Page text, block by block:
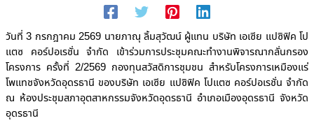
วันที่ 3 กรกฎาคม 2569 นายภาณุ ลิ้มสุวัฒน์ ผู้แทน บริษัท เอเซีย แปซิฟิค โป
แตซ คอร์ปอเรชั่น จำกัด เข้าร่วมการประชุมคณะทำงานพิจารณากลั่นกรอง
โครงการ ครั้งที่ 2/2569 กองทุนสวัสดิการชุมชน สำหรับโครงการเหมืองแร่
โพแทชจังหวัดอุดรธานี ของบริษัท เอเซีย แปซิฟิค โปแตซ คอร์ปอเรชั่น จำกัด
ณ ห้องประชุมสภาอุตสาหกรรมจังหวัดอุดรธานี อำเภอเมืองอุดรธานี จังหวัด
อุดรธานี